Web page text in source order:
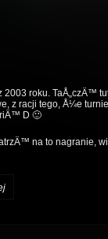
2003 roku. TaÅ„czÄ™
z racji tego, Å¼e
D 🙂
na to nagranie,